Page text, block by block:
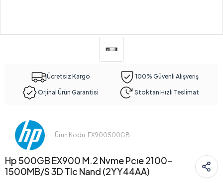
Ücretsiz Kargo 100% Güvenli Alışveriş
Orjinal Ürün Garantisi Stoktan Hızlı Teslimat
Ürün Kodu: EX900500GB
Hp 500GB EX900 M.2 Nvme Pcıe 2100-
1500MB/S 3D Tlc Nand (2YY44AA)